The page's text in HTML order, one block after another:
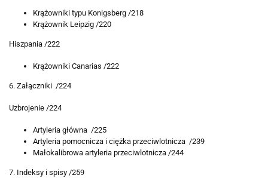
Krążowniki typu Konigsberg /218
Krążownik Leipzig /220
Hiszpania /222
Krążowniki Canarias /222
6. Załączniki /224
Uzbrojenie /224
Artyleria główna /225
Artyleria pomocnicza i ciężka przeciwlotnicza /239
Małokalibrowa artyleria przeciwlotnicza /244
7. Indeksy i spisy /259